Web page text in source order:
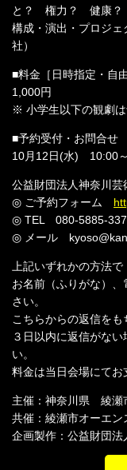
と？ 権力？ 健康
構成・演出・プロジ
社）
■料金［日時指定・自由
1,000円
※ 小学生以下の観劇は
■予約受付・お問合せ
10月12日(水) 10:00
公益財団法人神奈川
◎ ご予約フォーム
◎ TEL 080-5885-
◎ メール
上記いずれかの方法で
お名前（ふりがな）
さい。
こちらからの返信をも
３日以内に返信がな
い。
料金は当日会場にてお
主催：神奈川県 綾
共催：綾瀬市オーエン
企画製作：公益財団法